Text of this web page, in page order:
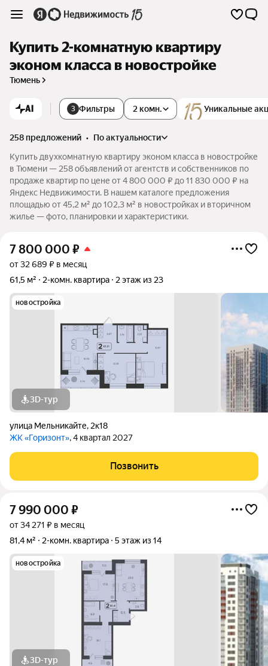
Купить 2-комнатную квартиру
эконом класса в новостройке
Тюмень
AI 3 Фильтры Уникальные
2 комн.
258 предложений •
по актуальности
Купить двухкомнатную квартиру эконом класса в новостройке
в Тюмени — 258 объявлений от агентств и собственников по
продаже квартир по цене от 4 800 000 ₽ до 11 830 000 ₽ на
Яндекс Недвижимости. В нашем каталоге предложения
площадью от 45,2 м² до 102,3 м² в новостройках и вторичном
жилье — фото, планировки и характеристики.
7 800 000 ₽
от 32 689 ₽ в месяц
61,5 м²
2-комн. квартира 2 этаж из 23
новостройка
3D-тур
улица Мельникайте, 2к18
ЖК «Горизонт», 4 квартал 2027
Позвонить
7 990 000 ₽
от 34 271 ₽ в месяц
81,4 м²
2-комн. квартира 5 этаж из 14
новостройка
3D-тур